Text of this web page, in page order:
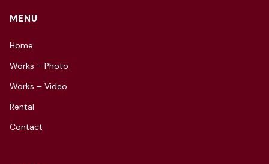
MENU
Home
Works – Photo
Works – Video
Rental
Contact